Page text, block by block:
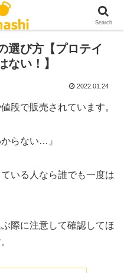
選び方【プロテイ
ない！】
2022.01.24
段で販売されています。
らない…』
いる人なら誰でも一度は
際に注意して確認してほ
Search